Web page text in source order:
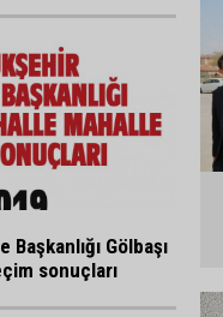
Gölbaşı
sonuçları